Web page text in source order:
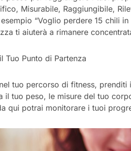
Misurabile, Raggiungibile,
“Voglio perdere 15 chili
ti aiuterà a rimanere
Tuo Punto di Partenza
tuo percorso di fitness,
il tuo peso, le misure del tuo
qui potrai monitorare i tuoi